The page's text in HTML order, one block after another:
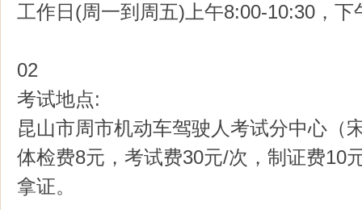
工作日(周一到周五)上午8:00-10:30，下
02
考试地点:
昆山市周市机动车驾驶人考试分中心（
体检费8元，考试费30元/次，制证费10
拿证。